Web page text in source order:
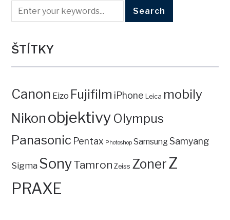
ŠTÍTKY
Canon Eizo Fujifilm iPhone Leica mobily
Nikon objektivy Olympus
Panasonic Pentax Photoshop SamsungSamyang
Sigma SonyTamron Zeiss ZonerZ
PRAXE